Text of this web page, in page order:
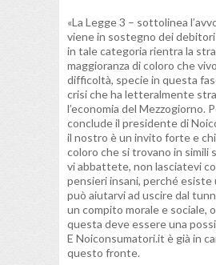
«La Legge 3 – sottolinea
viene in sostegno dei
in tale categoria rientra la
maggioranza di coloro che
difficoltà, specie in questa
crisi che ha letteralmente
l’economia del Mezzogiorno.
conclude il presidente di
il nostro è un invito forte e
coloro che si trovano in simili
vi abbattete, non lasciatevi
pensieri insani, perché esiste
può aiutarvi ad uscire dal
un compito morale e sociale,
questa deve essere una
E Noiconsumatori.it è già in
questo fronte.